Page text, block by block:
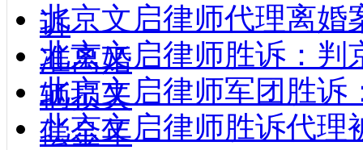
诉
北京文启律师代理离婚
准离婚
北京文启律师胜诉：判
辆损失
北京文启律师军团胜诉
偿金年
北京文启律师胜诉代理